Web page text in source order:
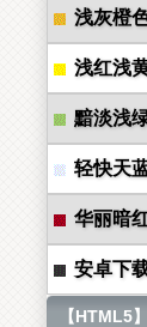
浅灰橙
浅红浅
黯淡浅
轻快天
华丽暗
安卓下
【HTML5